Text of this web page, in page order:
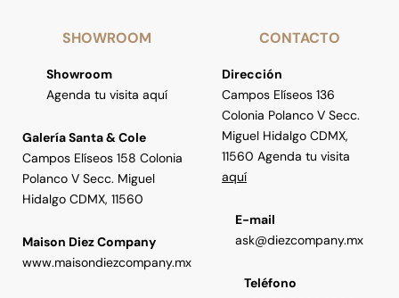
SHOWROOM
Showroom
Agenda tu visita aquí
Galería Santa & Cole
Campos Elíseos 158 Colonia
Polanco V Secc. Miguel
Hidalgo CDMX, 11560
Maison Diez Company
www.maisondiezcompany.mx
CONTACTO
Dirección
Campos Elíseos 136
Colonia Polanco V Secc.
Miguel Hidalgo CDMX,
11560 Agenda tu visita
aquí
E-mail
ask@diezcompany.mx
Teléfono